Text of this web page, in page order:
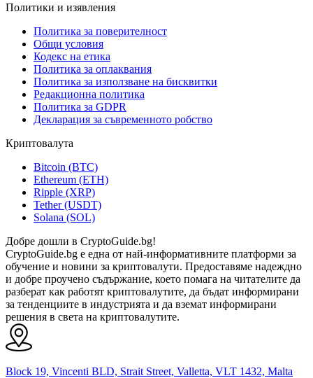
Политики и изявления
Политика за поверителност
Общи условия
Кодекс на етика
Политика за оплаквания
Политика за използване на бисквитки
Редакционна политика
Политика за GDPR
Декларация за съвременното робство
Криптовалута
Bitcoin (BTC)
Ethereum (ETH)
Ripple (XRP)
Tether (USDT)
Solana (SOL)
Добре дошли в CryptoGuide.bg!
CryptoGuide.bg е една от най-информативните платформи за
обучение и новини за криптовалути. Предоставяме надеждно
и добре проучено съдържание, което помага на читателите да
разберат как работят криптовалутите, да бъдат информирани
за тенденциите в индустрията и да вземат информирани
решения в света на криптовалутите.
Block 19, Vincenti BLD, Strait Street, Valletta, VLT 1432, Malta